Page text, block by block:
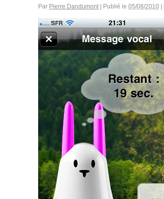
Par Pierre Dandumont Publié le 05/08/2010